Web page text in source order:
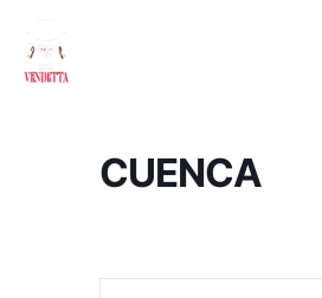
CUENCA